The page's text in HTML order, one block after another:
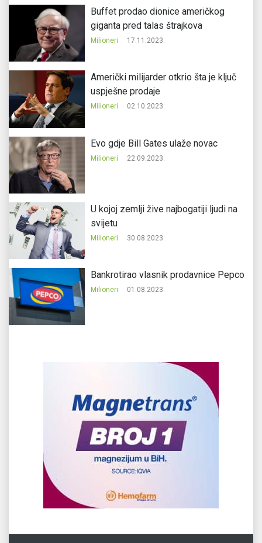
Buffet prodao dionice američkog
giganta pred talas štrajkova
Milioneri 17.11.2023.
Američki milijarder otkrio šta je ključ
uspješne prodaje
Milioneri 02.10.2023.
Evo gdje Bill Gates ulaže novac
Milioneri 22.09.2023.
U kojoj zemlji žive najbogatiji ljudi na
svijetu
Milioneri 30.08.2023.
Bankrotirao vlasnik prodavnice Pepco
Milioneri 01.08.2023.